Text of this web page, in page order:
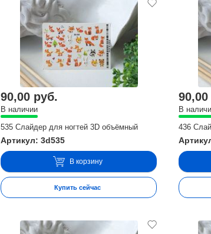
90,00 руб.
В наличии
535 Слайдер для ногтей 3D объёмный
Артикул: 3d535
В корзину
Купить сейчас
В
436